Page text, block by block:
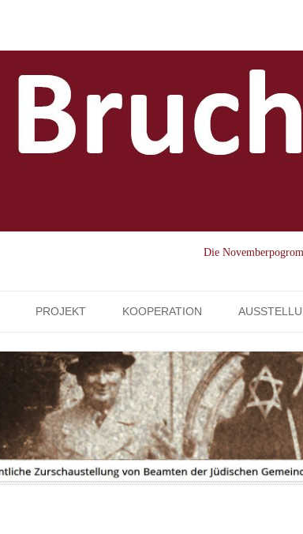
Die
PROJEKT
IHRE GESCHICHTE|N
PRESSEBERICHTE
SPENDE
FLYER
KOOPERATION
FLYER